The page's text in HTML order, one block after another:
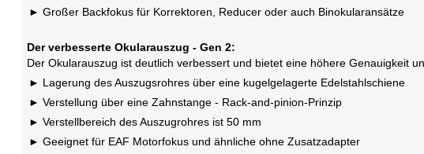
Großer Backfokus für Korrektoren, Reducer oder auch Binokularansätze
Der verbesserte Okularauszug - Gen 2:
Der Okularauszug ist deutlich verbessert und bietet eine höhere Genauigkeit
Lagerung des Auszugsrohres über eine kugelgelagerte Edelstahlschiene
Verstellung über eine Zahnstange - Rack-and-pinion-Prinzip
Verstellbereich des Auszugrohres ist 50 mm
Geeignet für EAF Motorfokus und ähnliche ohne Zusatzadapter